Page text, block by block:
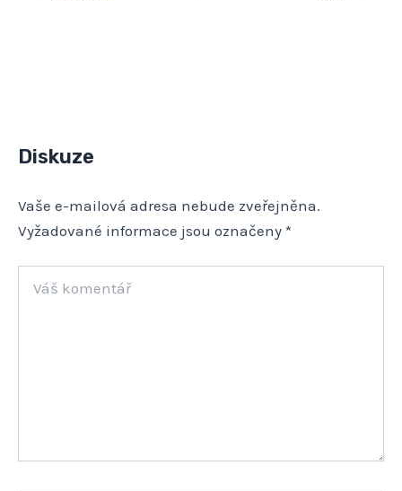
Diskuze
Vaše e-mailová adresa nebude zveřejněna.
Vyžadované informace jsou označeny *
komentář